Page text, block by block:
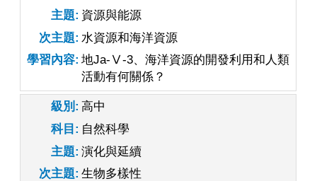
主題
資源與能源
次主題
水資源和海洋資源
學習內容 地Ja-Ⅴ-3、海洋資源的開發利用和人類
活動有何關係？
級別
高中
科目
自然科學
主題 演化與延續
次主題 生物多樣性